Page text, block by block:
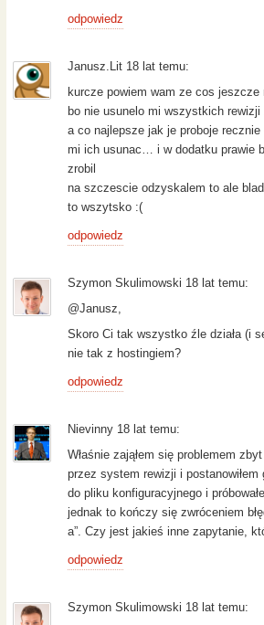
odpowiedz
Janusz.Lit 18 lat temu:
kurcze powiem wam ze cos jeszcze
bo nie usunelo mi wszystkich rewizji
a co najlepsze jak je proboje
mi ich usunac… i w dodatku prawie
zrobil
na szczescie odzyskalem to ale
to wszytsko :(
odpowiedz
Szymon Skulimowski 18 lat temu:
@Janusz,
Skoro Ci tak wszystko źle działa (i
nie tak z hostingiem?
odpowiedz
Nievinny 18 lat temu:
Właśnie zająłem się problemem
przez system rewizji i postanowiłem
do pliku konfiguracyjnego i
jednak to kończy się zwróceniem
a”. Czy jest jakieś inne zapytanie,
odpowiedz
Szymon Skulimowski 18 lat temu: